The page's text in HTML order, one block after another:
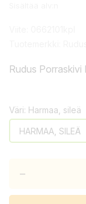
Rudus
Väri: Harmaa, sileä
HARMAA, SILEÄ
–